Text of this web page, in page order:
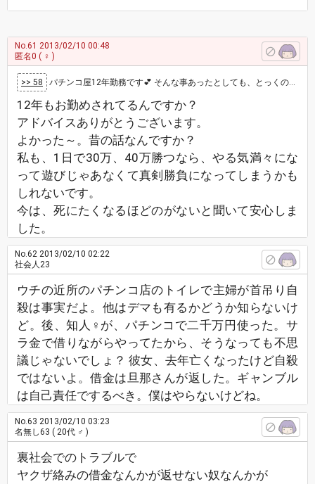
No.61 2013/02/10 00:48
匿名0 ( ♀ )
>> 58 パチンコ屋12年勤務です💕 そんな事あったとしても、とっくの昔の話だと思うよ😄 あなたがパチンコしない人…
12年もお勤めされてるんですか？
アドバイスありがとうございます。
よかった～。昔の話なんですか？
私も、1日で30万、40万勝つなら、やる気満々にな
って遊びじゃあなくて真剣勝負になってしまうかも
しれないです。
今は、死にたくなるほどのがないと聞いて安心しま
した。
No.62 2013/02/10 02:22
社会人23
ウチの近所のパチンコ店のトイレで主婦が首吊り自
殺は事実だよ。他はデマも有るかどうか知らないけ
ど。後、知人♀が、パチンコで二千万円使った。サ
ラ金で借りながらやってたから、そうなっても不思
議じゃないでしょ？ 彼女、去年亡くなったけど自殺
ではないよ。借金は旦那さんが返した。ギャンブル
は自己責任でするべき。僕はやらないけどね。
No.63 2013/02/10 03:23
名無し63 ( 20代 ♂ )
裏社会でのトラブルで
ヤクザ絡みの借金なんかが返せない奴なんかが